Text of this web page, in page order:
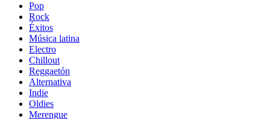
Pop
Rock
Éxitos
Música latina
Electro
Chillout
Reggaetón
Alternativa
Indie
Oldies
Merengue